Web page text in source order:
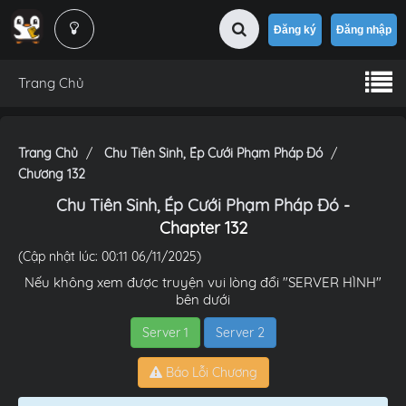
Đăng ký Đăng nhập
Trang Chủ
Trang Chủ
Chu Tiên Sinh, Ép Cưới Phạm Pháp Đó
Chương 132
Chu Tiên Sinh, Ép Cưới Phạm Pháp Đó -
Chapter 132
(Cập nhật lúc: 00:11 06/11/2025)
Nếu không xem được truyện vui lòng đổi "SERVER HÌNH"
bên dưới
Server 1 Server 2
Báo Lỗi Chương